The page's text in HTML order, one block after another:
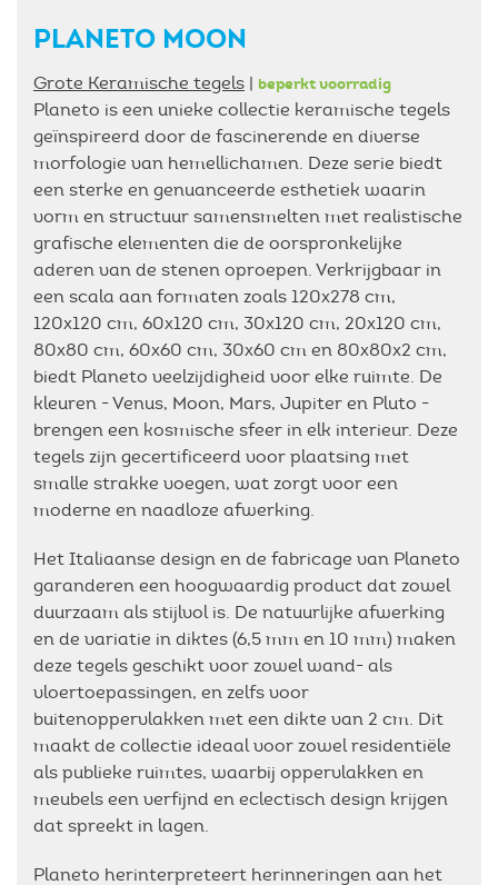
PLANETO MOON
Grote Keramische tegels | beperkt voorradig
Planeto is een unieke collectie keramische tegels
geïnspireerd door de fascinerende en diverse
morfologie van hemellichamen. Deze serie biedt
een sterke en genuanceerde esthetiek waarin
vorm en structuur samensmelten met realistische
grafische elementen die de oorspronkelijke
aderen van de stenen oproepen. Verkrijgbaar in
een scala aan formaten zoals 120x278 cm,
120x120 cm, 60x120 cm, 30x120 cm, 20x120 cm,
80x80 cm, 60x60 cm, 30x60 cm en 80x80x2 cm,
biedt Planeto veelzijdigheid voor elke ruimte. De
kleuren - Venus, Moon, Mars, Jupiter en Pluto -
brengen een kosmische sfeer in elk interieur. Deze
tegels zijn gecertificeerd voor plaatsing met
smalle strakke voegen, wat zorgt voor een
moderne en naadloze afwerking.
Het Italiaanse design en de fabricage van Planeto
garanderen een hoogwaardig product dat zowel
duurzaam als stijlvol is. De natuurlijke afwerking
en de variatie in diktes (6,5 mm en 10 mm) maken
deze tegels geschikt voor zowel wand- als
vloertoepassingen, en zelfs voor
buitenoppervlakken met een dikte van 2 cm. Dit
maakt de collectie ideaal voor zowel residentiële
als publieke ruimtes, waarbij oppervlakken en
meubels een verfijnd en eclectisch design krijgen
dat spreekt in lagen.
Planeto herinterpreteert herinneringen aan het